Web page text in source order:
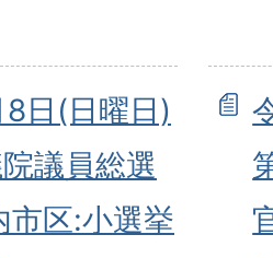
日(日曜日)
議員総選
市区:小選挙